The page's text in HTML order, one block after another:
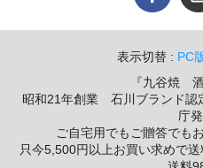
表示切替 : PC
『九谷焼
昭和21年創業 石川ブランド認
庁
ご自宅用でもご贈答でも
只今5,500円以上お買い求めで